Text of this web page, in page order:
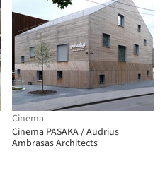
Cinema
Cinema PASAKA / Audrius
Ambrasas Architects